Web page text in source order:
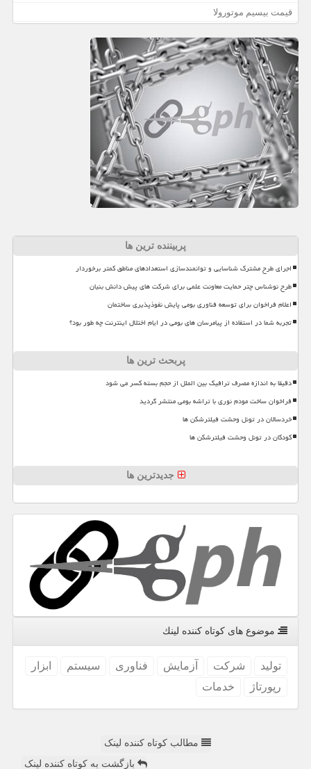
قیمت بیسیم موتورولا
پربیننده ترین ها
اجرای طرح مشترک شناسایی و توانمندسازی استعدادهای مناطق کمتر برخوردار
طرح نوشناس چتر حمایت معاونت علمی برای شرکت های پیش دانش بنیان
اعلام فراخوان برای توسعه فناوری بومی پایش نفوذپذیری ساختمان
تجربه شما در استفاده از پیامرسان های بومی در ایام اختلال اینترنت چه طور بود؟
پربحث ترین ها
دقیقا به اندازه مصرف ترافیک بین الملل از حجم بسته کسر می شود
فراخوان ساخت مودم نوری با تراشه بومی منتشر گردید
خردسالان در تونل وحشت فیلترشکن ها
کودکان در تونل وحشت فیلترشکن ها
جدیدترین ها
موضوع های كوتاه كننده لینك
تولید شركت آزمایش فناوری سیستم
ابزار
رپورتاژ
خدمات
مطالب کوتاه کننده لینک
بازگشت به کوتاه کننده لینک